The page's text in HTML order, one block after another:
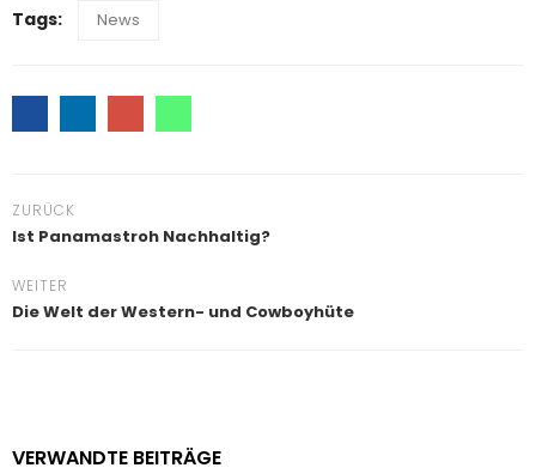
Tags: News
ZURÜCK
Ist Panamastroh Nachhaltig?
WEITER
Die Welt der Western- und Cowboyhüte
VERWANDTE BEITRÄGE